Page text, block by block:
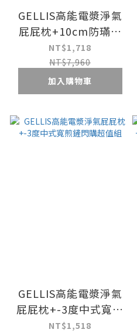
GELLIS高能電漿淨氣
屁屁枕+10cm防璊抗
菌記憶麵包枕閃購超值
組
NT$1,718
NT$7,960
加入購物車
GELLIS高能電漿淨氣
屁屁枕+-3度中式寬煎
鏟閃購超值組
NT$1,518